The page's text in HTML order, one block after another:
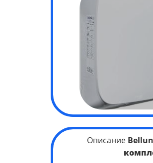
Описание